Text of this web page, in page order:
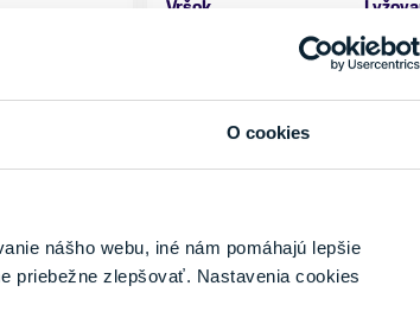
O cookies
nášho webu, iné nám pomáhajú lepšie
priebežne zlepšovať. Nastavenia cookies
Vršok
Skladom - Ihneď k odberu